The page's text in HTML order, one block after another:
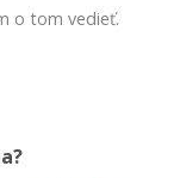
o tom vedieť.